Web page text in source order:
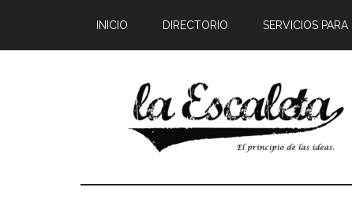
INICIO DIRECTORIO SERVICIOS